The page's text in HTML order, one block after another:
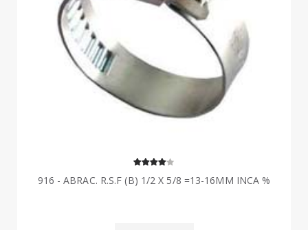
916 - ABRAC. R.S.F (B) 1/2 X 5/8 =13-16MM INCA %